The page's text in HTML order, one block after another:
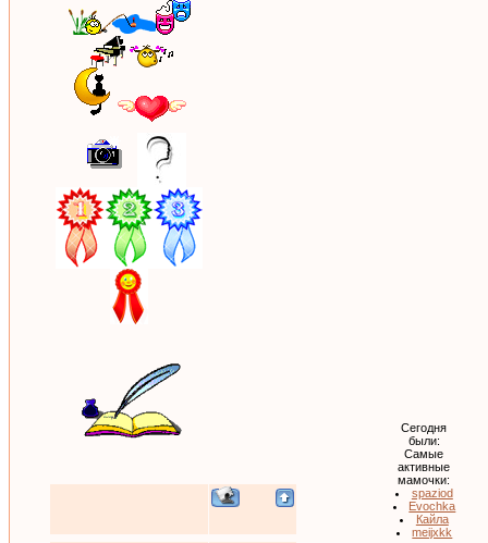
Сегодня
были:
Самые
активные
мамочки:
spaziod
Evochka
Кайла
meijxkk